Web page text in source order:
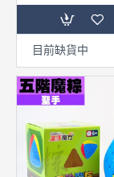
目前缺貨中